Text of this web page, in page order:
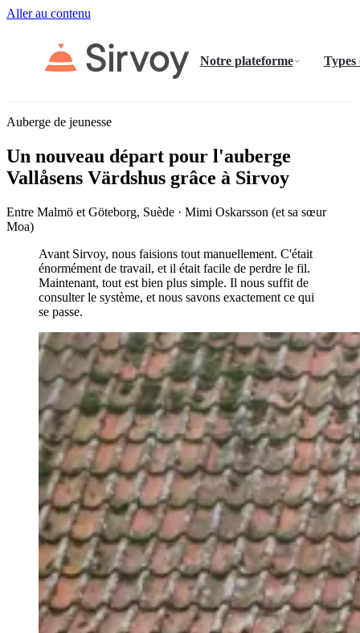
Aller au contenu
Notre plateforme Types
Auberge de jeunesse
Un nouveau départ pour l'auberge
Vallåsens Värdshus grâce à Sirvoy
Entre Malmö et Göteborg, Suède · Mimi Oskarsson (et sa sœur
Moa)
Avant Sirvoy, nous faisions tout manuellement. C'était
énormément de travail, et il était facile de perdre le fil.
Maintenant, tout est bien plus simple. Il nous suffit de
consulter le système, et nous savons exactement ce qui
se passe.